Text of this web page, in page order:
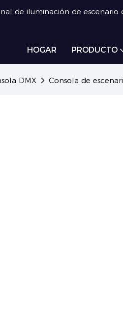
de iluminación de escenario
HOGAR PRODUCTO
DMX Consola de